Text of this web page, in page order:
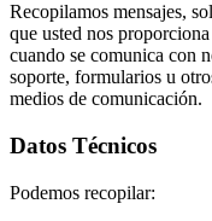
Recopilamos mensajes,
que usted nos proporciona
cuando se comunica con
soporte, formularios u
medios de comunicación.
Datos Técnicos
Podemos recopilar: